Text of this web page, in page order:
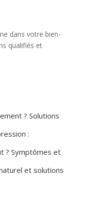
dans votre bien-
qualifiés et
? Solutions
:
? Symptômes et
et solutions